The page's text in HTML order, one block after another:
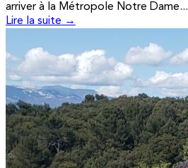
arriver à la Métropole Notre Dame...
Lire la suite →